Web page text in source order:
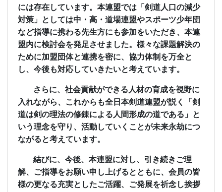
には存在しています。本連盟では「剣道人口の減少
対策」としては中・高・道場連盟やスポーツ少年団
など指導に携わる先生方にも参加をいただき、本連
盟内に検討会を発足させました。様々な課題解決の
ために加盟団体と連携を密に、協力体制を万全と
し、今後も対応していきたいと考えています。
さらに、社会貢献ができる人材の育成を視野に
入れながら、これからも全日本剣道連盟が説く「剣
道は剣の理法の修錬による人間形成の道である」と
いう理念を守り、活動していくことが未来永劫につ
ながると考えています。
結びに、今後、本連盟に対し、引き続きご理
解、ご指導をお願い申し上げるとともに、会員の皆
様の更なる充実としたご活躍、ご発展を祈念し挨拶